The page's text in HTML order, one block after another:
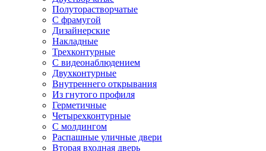
Полуторастворчатые
С фрамугой
Дизайнерские
Накладные
Трехконтурные
С видеонаблюдением
Двухконтурные
Внутреннего открывания
Из гнутого профиля
Герметичные
Четырехконтурные
С молдингом
Распашные уличные двери
Вторая входная дверь